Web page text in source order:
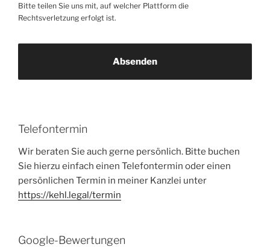
Bitte teilen Sie uns mit, auf welcher Plattform die
Rechtsverletzung erfolgt ist.
Telefontermin
Wir beraten Sie auch gerne persönlich. Bitte buchen
Sie hierzu einfach einen Telefontermin oder einen
persönlichen Termin in meiner Kanzlei unter
https://kehl.legal/termin
Google-Bewertungen